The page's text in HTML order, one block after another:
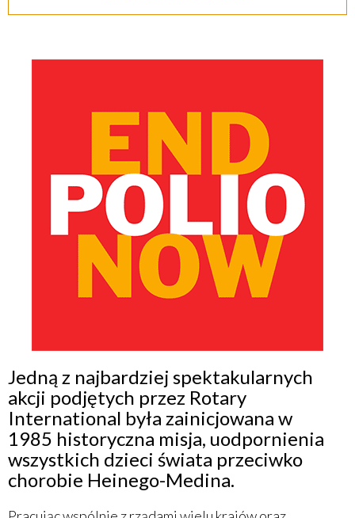
Jedną z najbardziej spektakularnych
akcji podjętych przez Rotary
International była zainicjowana w
1985 historyczna misja, uodpornienia
wszystkich dzieci świata przeciwko
chorobie Heinego-Medina.